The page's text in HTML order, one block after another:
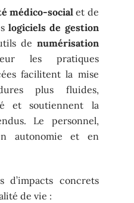
médico-social et de
logiciels de gestion
de numérisation
les pratiques
facilitent la mise
plus fluides,
et soutiennent la
Le personnel,
autonomie et en
d’impacts concrets
de vie :